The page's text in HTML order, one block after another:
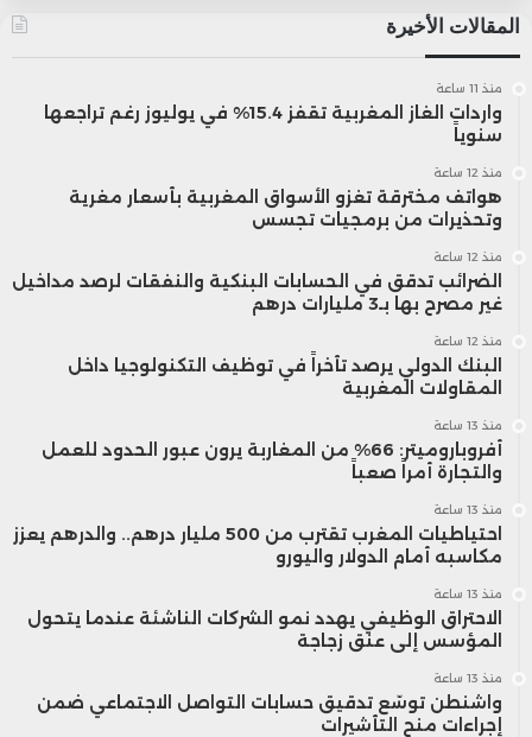
المقالات الأخيرة
منذ 11 ساعة
واردات الغاز المغربية تقفز 15.4% في يوليوز رغم تراجعها
سنوياً
منذ 12 ساعة
هواتف مخترقة تغزو الأسواق المغربية بأسعار مغرية
وتحذيرات من برمجيات تجسس
منذ 12 ساعة
الضرائب تدقق في الحسابات البنكية والنفقات لرصد مداخيل
غير مصرح بها بـ3 مليارات درهم
منذ 12 ساعة
البنك الدولي يرصد تأخراً في توظيف التكنولوجيا داخل
المقاولات المغربية
منذ 13 ساعة
أفروباروميتر: 66% من المغاربة يرون عبور الحدود للعمل
والتجارة أمراً صعباً
منذ 13 ساعة
احتياطيات المغرب تقترب من 500 مليار درهم.. والدرهم يعزز
مكاسبه أمام الدولار واليورو
منذ 13 ساعة
الاحتراق الوظيفي يهدد نمو الشركات الناشئة عندما يتحول
المؤسس إلى عنق زجاجة
منذ 13 ساعة
واشنطن توسّع تدقيق حسابات التواصل الاجتماعي ضمن
إجراءات منح التأشيرات